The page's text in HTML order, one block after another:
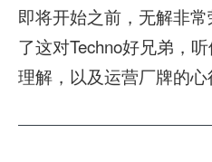
即将开始之前，无解非
了这对Techno好兄弟，
理解，以及运营厂牌的心